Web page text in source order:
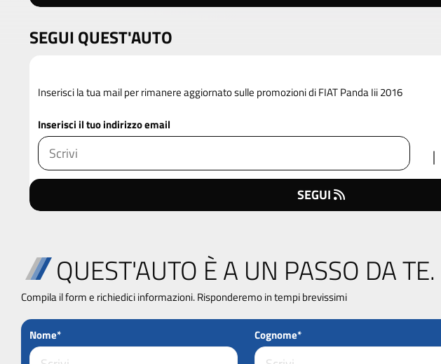
SEGUI QUEST'AUTO
Inserisci la tua mail per rimanere aggiornato sulle promozioni di FIAT Panda Iii 2016
Inserisci il tuo indirizzo email
SEGUI
QUEST'AUTO È A UN PASSO DA TE.
Compila il form e richiedici informazioni. Risponderemo in tempi brevissimi
Nome* Cognome*